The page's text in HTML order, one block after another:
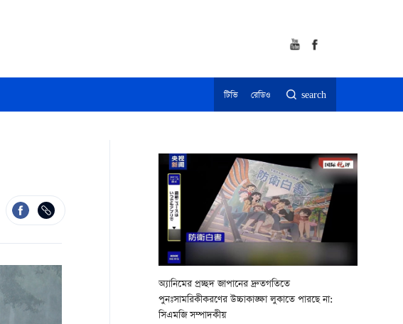
টিভি রেডিও search
অ্যানিমের প্রচ্ছদ জাপানের দ্রুতগতিতে
পুনঃসামরিকীকরণের উচ্চাকাঙ্ক্ষা লুকাতে পারছে না:
সিএমজি সম্পাদকীয়